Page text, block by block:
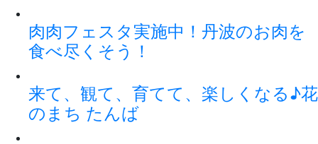
肉肉フェスタ実施中！丹波のお肉を
食べ尽くそう！
来て、観て、育てて、楽しくなる♪花
のまち たんば